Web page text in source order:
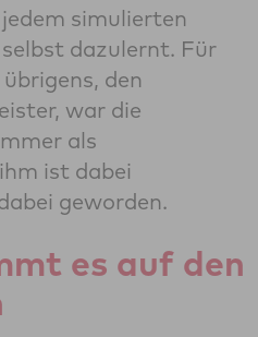
simulierten
dazulernt. Für
den
war die
als
ist dabei
geworden.
es auf den